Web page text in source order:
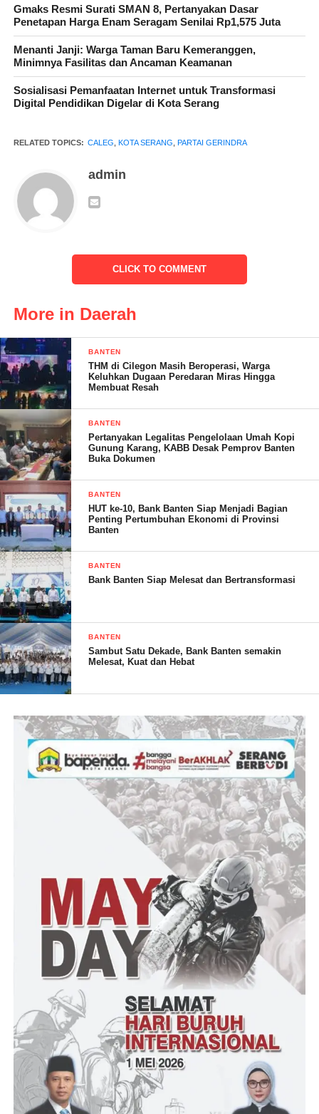
Dalam kesempatan ini saya berharap dan mohon doa restunya
atas pencalonan diri saya sebagai caleg DPRD kota serang
mendapatkan support dari masyarakat kota serang khususnya
ada suatu kecurangan dalam arti pilkada bersih di Kota serang
Dan saya berharap dan berdoa mudah mudahan seluruh legislatif
periode 2024-2029 tidak ada lagi terdengar yang melakukan
tindakan korupsi atau KKN dan sesuai keinginan masyarakat
bahwa dewan di kota serang bersih dari korupsi,”pungkasnya
M. Jandan Salim,SE
Post Views: 18
Gmaks Resmi Surati SMAN 8, Pertanyakan Dasar
Penetapan Harga Enam Seragam Senilai Rp1,575 Juta
Menanti Janji: Warga Taman Baru Kemeranggen,
Minimnya Fasilitas dan Ancaman Keamanan
Sosialisasi Pemanfaatan Internet untuk Transformasi
Digital Pendidikan Digelar di Kota Serang
RELATED TOPICS: CALEG KOTA SERANG PARTAI GERINDRA
admin
CLICK TO COMMENT
More in Daerah
BANTEN
THM di Cilegon Masih Beroperasi, Warga
Keluhkan Dugaan Peredaran Miras Hingga
Membuat Resah
BANTEN
Pertanyakan Legalitas Pengelolaan Umah Kopi
Gunung Karang, KABB Desak Pemprov Banten
Buka Dokumen
BANTEN
HUT ke-10, Bank Banten Siap Menjadi Bagian
Penting Pertumbuhan Ekonomi di Provinsi
Banten
BANTEN
Bank Banten Siap Melesat dan Bertransformasi
BANTEN
Sambut Satu Dekade, Bank Banten semakin
Melesat, Kuat dan Hebat